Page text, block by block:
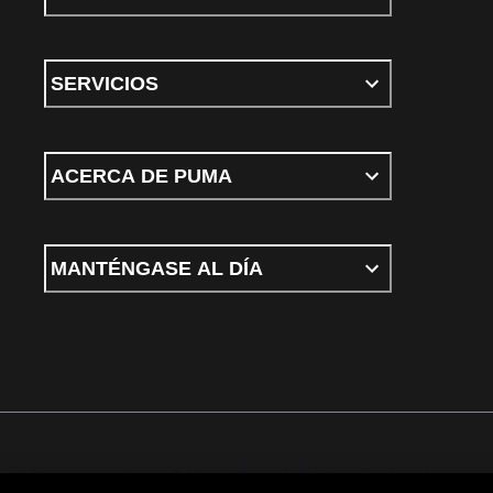
SERVICIOS
ACERCA DE PUMA
MANTÉNGASE AL DÍA
Términos y condiciones Política de PrivacidadConfigurador de cookies